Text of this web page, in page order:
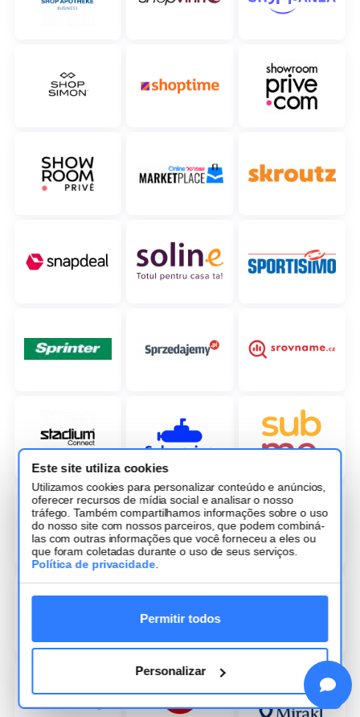
Este site utiliza cookies
Utilizamos cookies para personalizar conteúdo e anúncios,
oferecer recursos de mídia social e analisar o nosso
tráfego. Também compartilhamos informações sobre o uso
do nosso site com nossos parceiros, que podem combiná-
las com outras informações que você forneceu a eles ou
que foram coletadas durante o uso de seus serviços.
Política de privacidade
Permitir todos
Personalizar